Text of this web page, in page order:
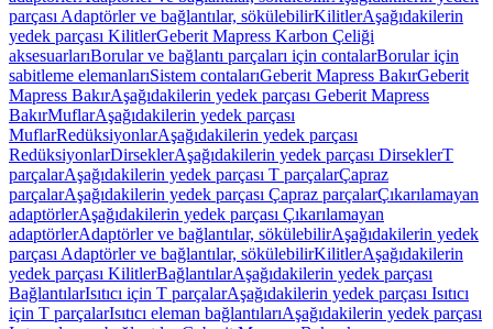
parçası Adaptörler ve bağlantılar, sökülebilirKilitlerAşağıdakilerin
yedek parçası KilitlerGeberit Mapress Karbon Çeliği
aksesuarlarıBorular ve bağlantı parçaları için contalarBorular için
sabitleme elemanlarıSistem contalarıGeberit Mapress BakırGeberit
Mapress BakırAşağıdakilerin yedek parçası Geberit Mapress
BakırMuflarAşağıdakilerin yedek parçası
MuflarRedüksiyonlarAşağıdakilerin yedek parçası
RedüksiyonlarDirseklerAşağıdakilerin yedek parçası DirseklerT
parçalarAşağıdakilerin yedek parçası T parçalarÇapraz
parçalarAşağıdakilerin yedek parçası Çapraz parçalarÇıkarılamayan
adaptörlerAşağıdakilerin yedek parçası Çıkarılamayan
adaptörlerAdaptörler ve bağlantılar, sökülebilirAşağıdakilerin yedek
parçası Adaptörler ve bağlantılar, sökülebilirKilitlerAşağıdakilerin
yedek parçası KilitlerBağlantılarAşağıdakilerin yedek parçası
BağlantılarIsıtıcı için T parçalarAşağıdakilerin yedek parçası Isıtıcı
için T parçalarIsıtıcı eleman bağlantılarıAşağıdakilerin yedek parçası